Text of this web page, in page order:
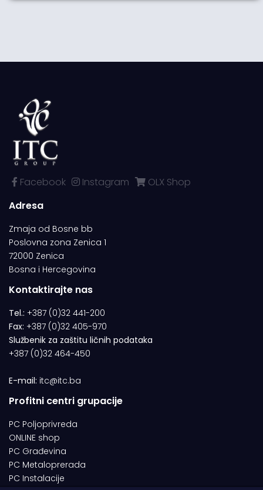
Facebook Instagram
OLX Shop
Adresa
Zmaja od Bosne bb
Poslovna zona Zenica 1
72000 Zenica
Bosna i Hercegovina
Kontaktirajte nas
Tel.: +387 (0)32 441-200
Fax: +387 (0)32 405-970
Službenik za zaštitu ličnih podataka
+387 (0)32 464-450
E-mail: itc@itc.ba
Profitni centri grupacije
PC Poljoprivreda
ONLINE shop
PC Građevina
PC Metaloprerada
PC Instalacije